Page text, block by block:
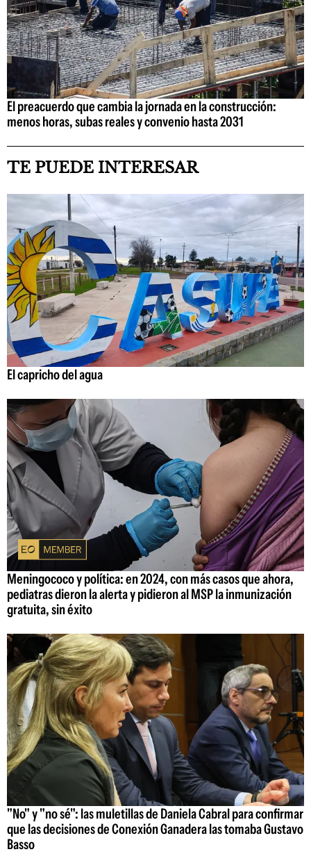
El preacuerdo que cambia la jornada en la construcción:
menos horas, subas reales y convenio hasta 2031
TE PUEDE INTERESAR
El capricho del agua
Meningococo y política: en 2024, con más casos que ahora,
pediatras dieron la alerta y pidieron al MSP la inmunización
gratuita, sin éxito
"No" y "no sé": las muletillas de Daniela Cabral para confirmar
que las decisiones de Conexión Ganadera las tomaba Gustavo
Basso